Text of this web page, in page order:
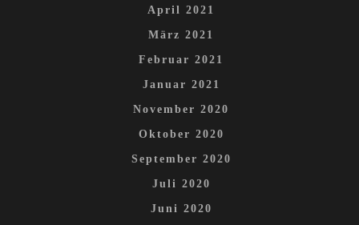
April 2021
März 2021
Februar 2021
Januar 2021
November 2020
Oktober 2020
September 2020
Juli 2020
Juni 2020